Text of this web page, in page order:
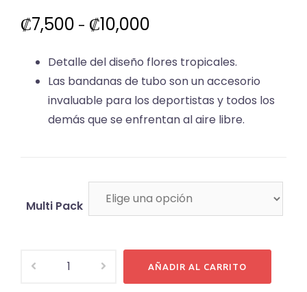
₡7,500 - ₡10,000
precios:
desde
₡7,500
Detalle del diseño flores tropicales.
Las bandanas de tubo son un accesorio
invaluable para los deportistas y todos los
demás que se enfrentan al aire libre.
Multi Pack
AÑADIR AL CARRITO